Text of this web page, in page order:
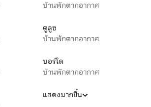
บ้านพักตากอากาศ
ตูลูซ
บ้านพักตากอากาศ
บอร์โด
บ้านพักตากอากาศ
แสดงมากขึ้น